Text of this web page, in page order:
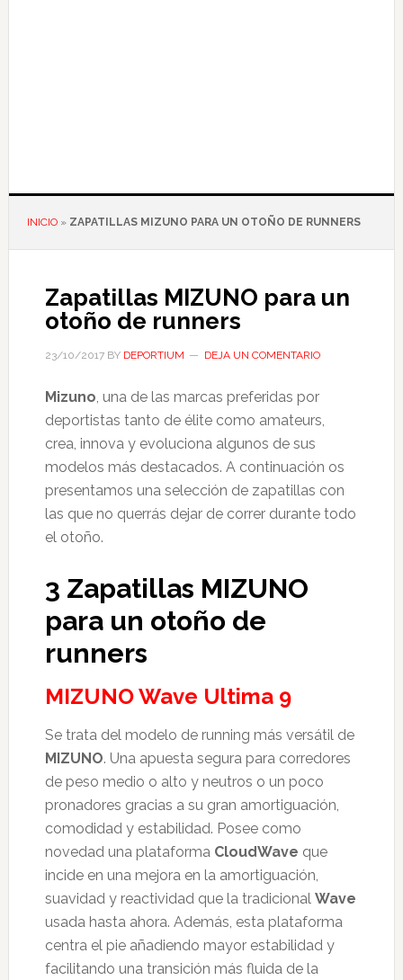
INICIO» ZAPATILLAS MIZUNO PARA UN OTOÑO DE RUNNERS
Zapatillas MIZUNO para un
otoño de runners
23/10/2017BY DEPORTIUM DEJA UN COMENTARIO
Mizuno, una de las marcas preferidas por
deportistas tanto de élite como amateurs,
crea, innova y evoluciona algunos de sus
modelos más destacados. A continuación os
presentamos una selección de zapatillas con
las que no querrás dejar de correr durante todo
el otoño.
3 Zapatillas MIZUNO
para un otoño de
runners
MIZUNO Wave Ultima 9
Se trata del modelo de running más versátil de
MIZUNO. Una apuesta segura para corredores
de peso medio o alto y neutros o un poco
pronadores gracias a su gran amortiguación,
comodidad y estabilidad. Posee como
novedad una plataforma CloudWave que
incide en una mejora en la amortiguación,
suavidad y reactividad que la tradicional Wave
usada hasta ahora. Además, esta plataforma
centra el pie añadiendo mayor estabilidad y
facilitando una transición más fluida de la